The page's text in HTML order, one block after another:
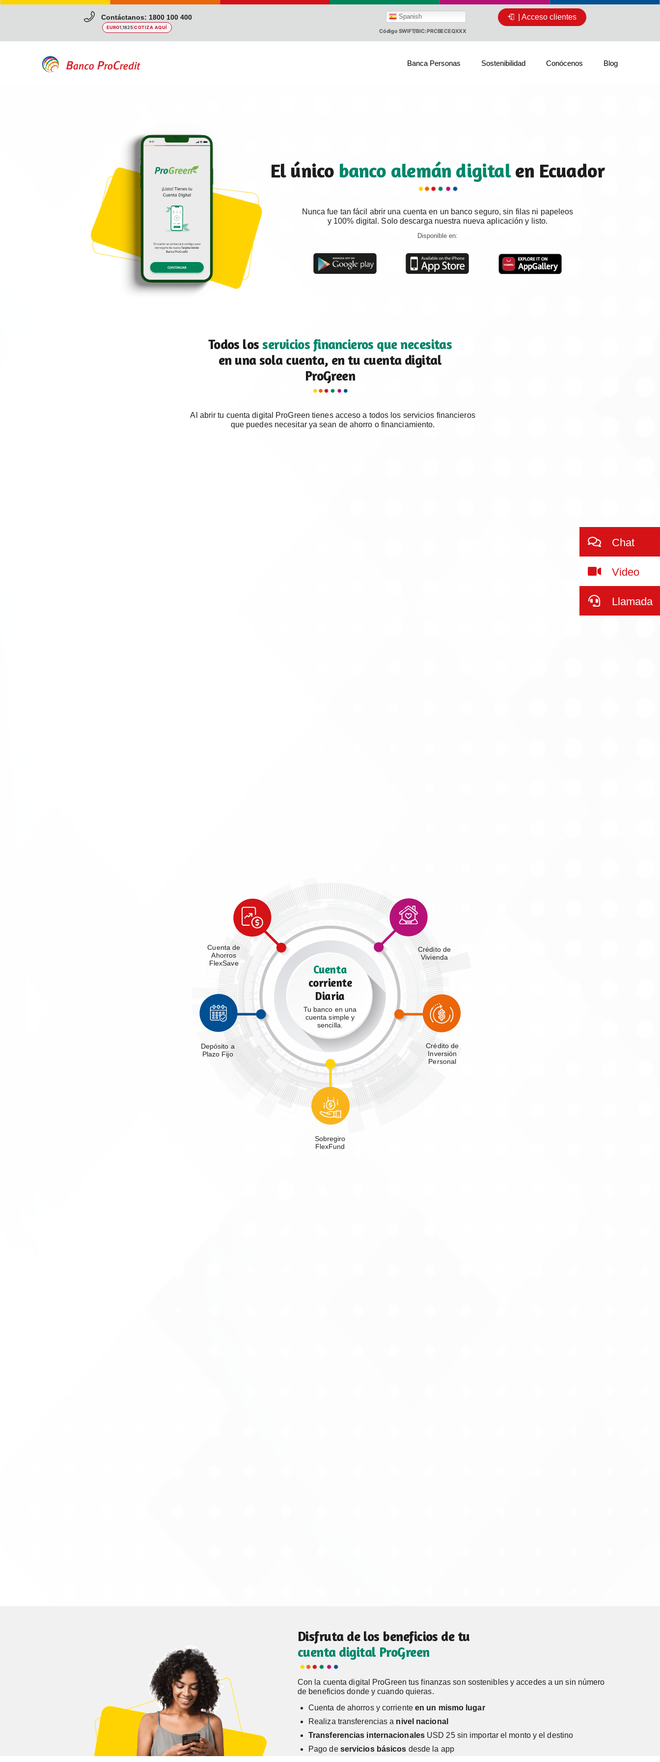
Contáctanos: 1800 100 400
EURO1,1825 |COTIZA AQUÍ
Spanish
Código SWIFT/BIC: PRCBECEQXXX
| Acceso clientes
Banca Personas Sostenibilidad Conócenos Blog
El único banco alemán digitalen Ecuador
Nunca fue tan fácil abrir una cuenta en un banco seguro, sin filas ni papeleos
y 100% digital. Solo descarga nuestra nueva aplicación y listo.
Disponible en:
Todos losservicios financieros que necesitas
en una sola cuenta, en tu cuenta digital
ProGreen
Al abrir tu cuenta digital ProGreen tienes acceso a todos los servicios financieros
que puedes necesitar ya sean de ahorro o financiamiento.
Cuenta de
Ahorros
FlexSave
Depósito a
Plazo Fijo
Cuenta
corriente
Diaria
Tu banco en una
cuenta simple y
sencilla.
Sobregiro
FlexFund
Crédito de
Vivienda
Crédito de
Inversión
Personal
Disfruta de los beneficios de tu
cuenta digital ProGreen
Con la cuenta digital ProGreen tus finanzas son sostenibles y accedes a un sin número
de beneficios donde y cuando quieras.
Cuenta de ahorros y corriente en un mismo lugar
Realiza transferencias a nivel nacional
Transferencias internacionalesUSD 25 sin importar el monto y el destino
Pago de servicios básicos desde la app
Chat
Video
Llamada